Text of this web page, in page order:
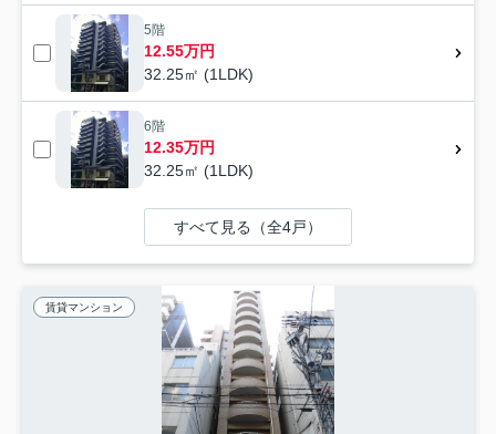
5階
12.55万円
32.25㎡ (1LDK)
6階
12.35万円
32.25㎡ (1LDK)
すべて見る（全4戸）
賃貸マンション